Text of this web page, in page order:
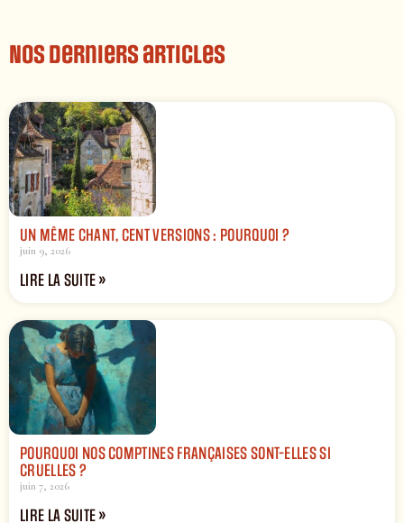
Nos derniers articles
UN MÊME CHANT, CENT VERSIONS : POURQUOI ?
juin 9, 2026
LIRE LA SUITE »
POURQUOI NOS COMPTINES FRANÇAISES SONT-ELLES SI
CRUELLES ?
juin 7, 2026
LIRE LA SUITE »